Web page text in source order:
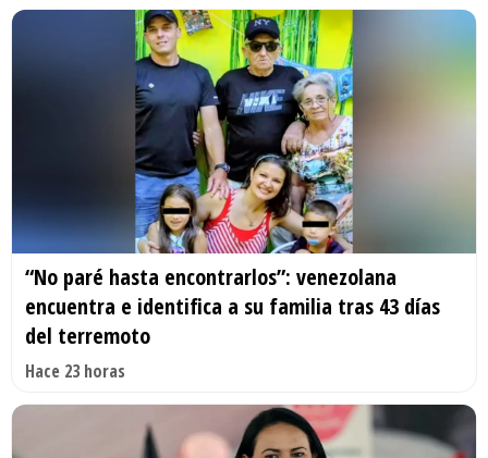
“No paré hasta encontrarlos”: venezolana
encuentra e identifica a su familia tras 43 días
del terremoto
Hace 23 horas